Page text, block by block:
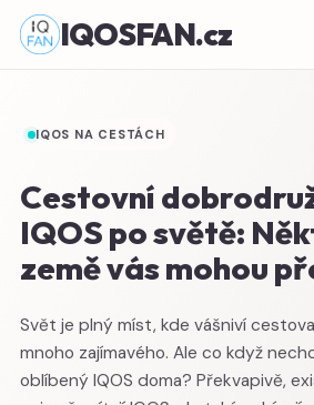
IQOSFAN.cz
IQOS NA CESTÁCH
Cestovní
IQOS po světě:
země vás mohou
Svět je plný míst, kde vášniví
mnoho zajímavého. Ale co když
oblíbený IQOS doma? Překvapivě,